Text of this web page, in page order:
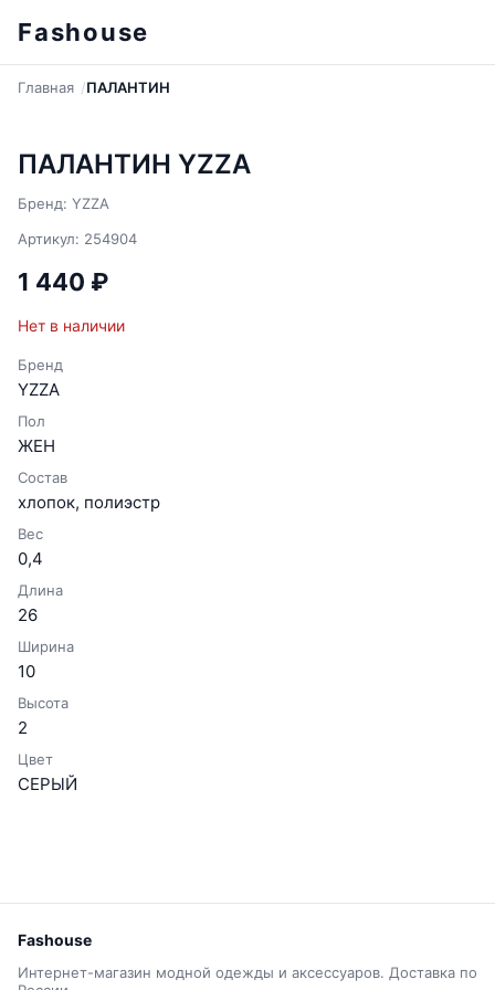
Fashouse
Главная ПАЛАНТИН
ПАЛАНТИН YZZA
Бренд: YZZA
Артикул: 254904
1 440 ₽
Нет в наличии
Бренд
YZZA
Пол
ЖЕН
Состав
хлопок, полиэстр
Вес
0,4
Длина
26
Ширина
10
Высота
2
Цвет
СЕРЫЙ
Fashouse
Интернет-магазин модной одежды и аксессуаров. Доставка по